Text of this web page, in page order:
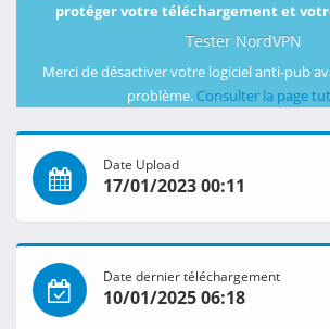
protéger votre téléchargement et
Tester NordVPN
Merci de désactiver votre logiciel anti-pub
problème. Consulter la page
Date Upload
17/01/2023 00:11
Date dernier téléchargement
10/01/2025 06:18